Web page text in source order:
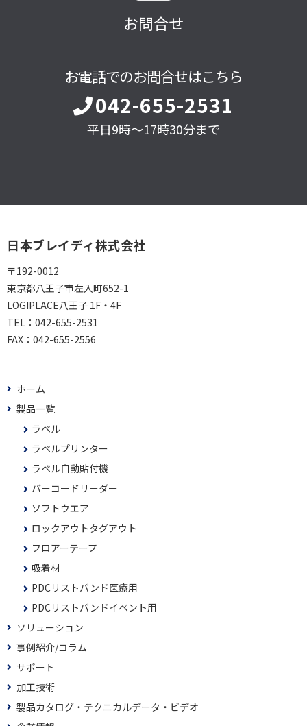
お問合せ
お電話でのお問合せはこちら
042-655-2531
平日9時～17時30分まで
日本ブレイディ株式会社
〒192-0012
東京都八王子市左入町652-1
LOGIPLACE八王子 1F・4F
TEL： 042-655-2531
FAX： 042-655-2556
ホーム
製品一覧
ラベル
ラベルプリンター
ラベル自動貼付機
バーコードリーダー
ソフトウエア
ロックアウトタグアウト
フロアーテープ
吸着材
PDCリストバンド医療用
PDCリストバンドイベント用
ソリューション
事例紹介/コラム
サポート
加工技術
製品カタログ・テクニカルデータ・ビデオ